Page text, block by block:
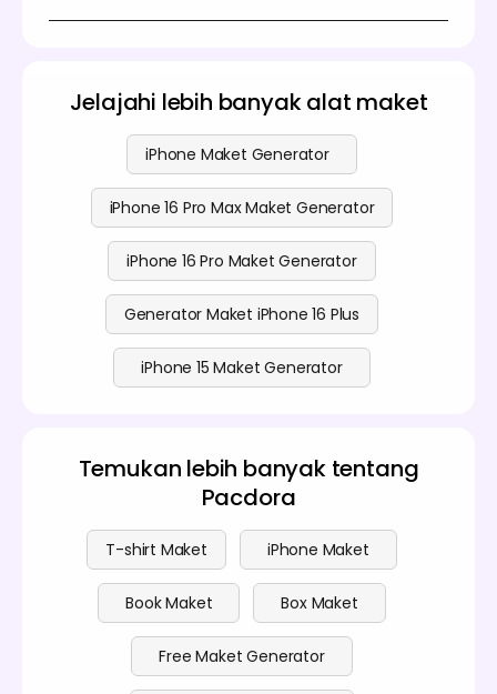
juga menawarkan layanan berbayar, yang bisa Anda
pertimbangkan sesuai kebutuhan Anda. Untuk detail
lebih lanjut, jangan ragu untuk memeriksa
Jelajahi lebih banyak alat maket
iPhone Maket Generator
iPhone 16 Pro Max Maket Generator
iPhone 16 Pro Maket Generator
Generator Maket iPhone 16 Plus
iPhone 15 Maket Generator
Temukan lebih banyak tentang
Pacdora
T-shirt Maket iPhone Maket
Book Maket Box Maket
Free Maket Generator